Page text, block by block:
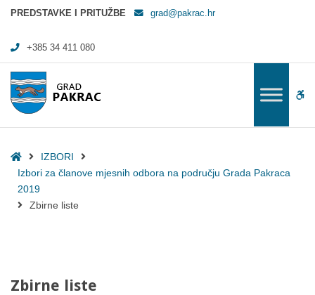
Zbirne liste - Grad Pakrac
PREDSTAVKE I PRITUŽBE grad@pakrac.hr
+385 34 411 080
HomeIZBORI
Izbori za članove mjesnih odbora na području Grada Pakraca
2019
Zbirne liste
Zbirne liste